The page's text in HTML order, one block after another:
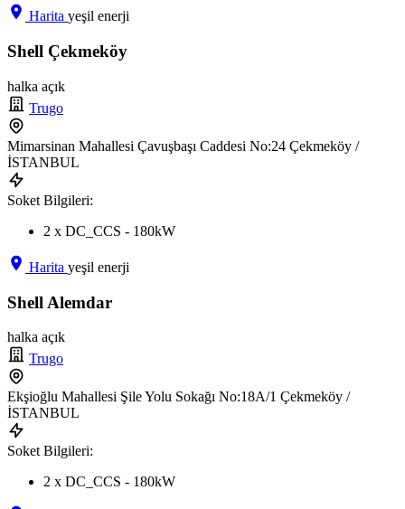
Harita yeşil enerji
Shell Çekmeköy
halka açık
Trugo
Mimarsinan Mahallesi Çavuşbaşı Caddesi No:24 Çekmeköy /
İSTANBUL
Soket Bilgileri:
2 x DC_CCS - 180kW
Harita yeşil enerji
Shell Alemdar
halka açık
Trugo
Ekşioğlu Mahallesi Şile Yolu Sokağı No:18A/1 Çekmeköy /
İSTANBUL
Soket Bilgileri:
2 x DC_CCS - 180kW